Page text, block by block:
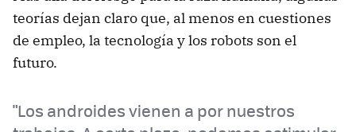
teorías dejan claro que, al menos en cuestiones
de empleo, la tecnología y los robots son el
futuro.
"Los androides vienen a por nuestros